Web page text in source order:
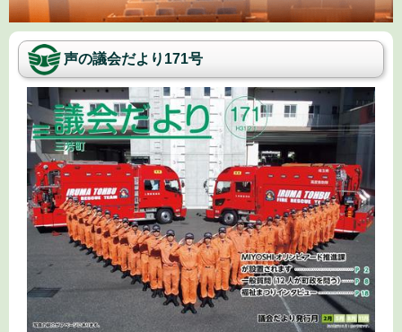
声の議会だより171号